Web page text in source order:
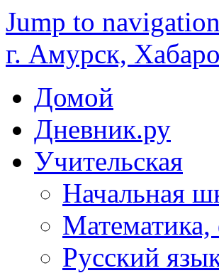
Jump to navigation
г. Амурск,
Домой
Дневник.ру
Учительская
Начальная
Русский